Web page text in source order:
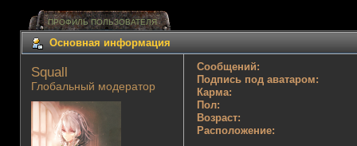
ПРОФИЛЬ ПОЛЬЗОВАТЕЛЯ
Основная информация
Squall
Глобальный модератор
Сообщений:
Подпись под аватаром:
Карма:
Пол:
Возраст:
Расположение: